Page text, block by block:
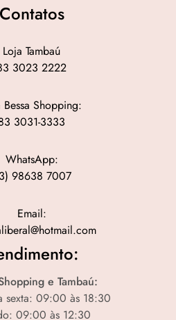
Contatos
Loja Tambaú
3023 2222
Bessa Shopping:
3031-3333
WhatsApp:
98638 7007
Email:
e Tambaú:
sexta: 09:00 às 18:30
09:00 às 12:30